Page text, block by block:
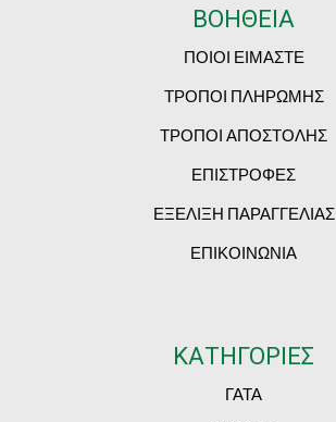
ΒΟΗΘΕΙΑ
ΠΟΙΟΙ ΕΙΜΑΣΤΕ
ΤΡΟΠΟΙ ΠΛΗΡΩΜΗΣ
ΤΡΟΠΟΙ ΑΠΟΣΤΟΛΗΣ
ΕΠΙΣΤΡΟΦΕΣ
ΕΞΕΛΙΞΗ ΠΑΡΑΓΓΕΛΙΑΣ
ΕΠΙΚΟΙΝΩΝΙΑ
ΚΑΤΗΓΟΡΙΕΣ
ΓΑΤΑ